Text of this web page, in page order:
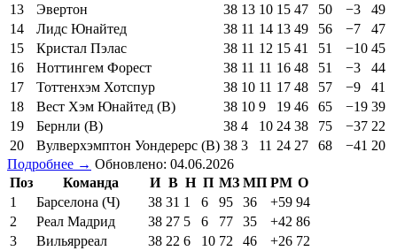
13
Эвертон 38 13 10 15 47 50 −3
49
14
Лидс Юнайтед 38 11 14 13 49 56 −7
47
15
Кристал Пэлас 38 11 12 15 41 51 −10 45
16
Ноттингем Форест 38 11 11 16 48 51 −3
44
17
Тоттенхэм Хотспур 38 10 11 17 48 57 −9
41
18
Вест Хэм Юнайтед (В) 38 10 9 19 46 65 −19 39
19
Бернли (В) 38 4 10 24 38 75 −37 22
20
Вулверхэмптон Уондерерс (В) 38 3 11 24 27 68 −41 20
Подробнее → Обновлено: 04.06.2026
Поз
Команда И В Н П МЗ МП РМ О
1
Барселона (Ч) 38 31 1 6 95 36 +59 94
2
Реал Мадрид 38 27 5 6 77 35 +42 86
3
Вильярреал 38 22 6 10 72 46 +26 72